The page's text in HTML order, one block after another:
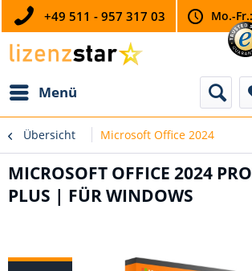
+49 511 - 957 317 03 Mo.-
Menü
Übersicht Microsoft Office 2024
MICROSOFT OFFICE 2024
PLUS | FÜR WINDOWS